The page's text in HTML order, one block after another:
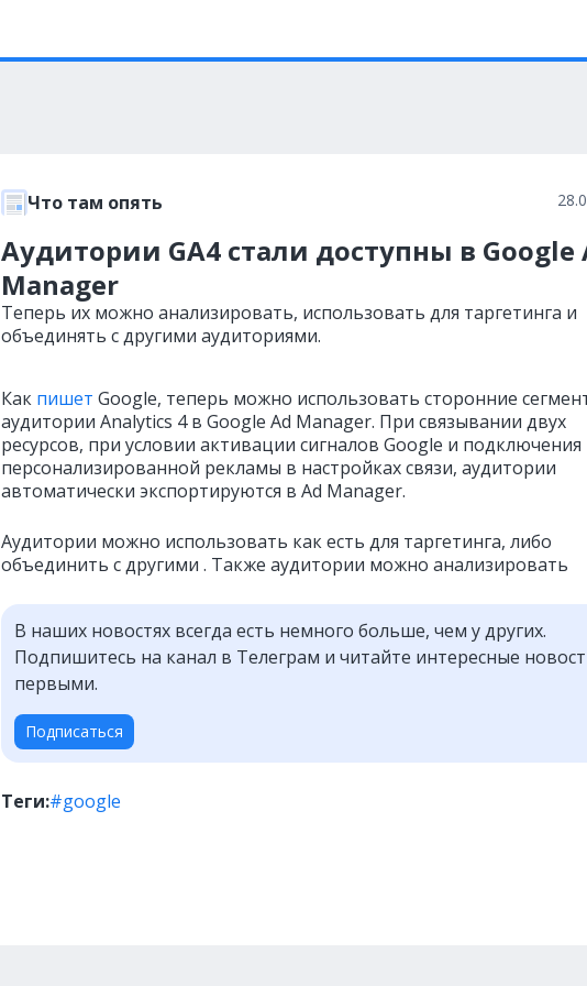
Что там опять
Аудитории GA4 стали доступны в Google
Manager
Теперь их можно анализировать, использовать для таргетинга и
объединять с другими аудиториями.
Как пишет Google, теперь можно использовать сторонние
аудитории Analytics 4 в Google Ad Manager. При связывании двух
ресурсов, при условии активации сигналов Google и подключения
персонализированной рекламы в настройках связи, аудитории
автоматически экспортируются в Ad Manager.
Аудитории можно использовать как есть для таргетинга, либо
объединить с другими . Также аудитории можно анализировать
В наших новостях всегда есть немного больше, чем у других.
Подпишитесь на канал в Телеграм и читайте интересные
первыми.
Подписаться
Теги:#google